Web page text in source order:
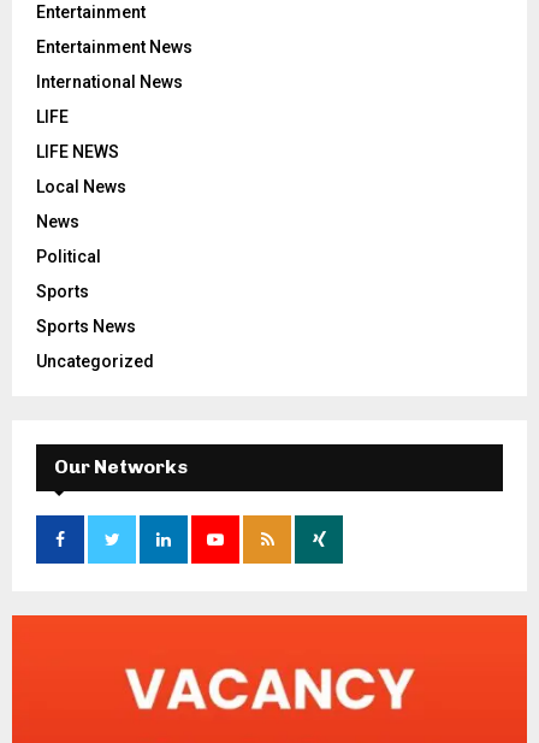
Entertainment
Entertainment News
International News
LIFE
LIFE NEWS
Local News
News
Political
Sports
Sports News
Uncategorized
Our Networks